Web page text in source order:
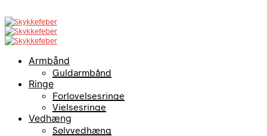
Armbånd
Guldarmbånd
Ringe
Forlovelsesringe
Vielsesringe
Vedhæng
Sølvvedhæng